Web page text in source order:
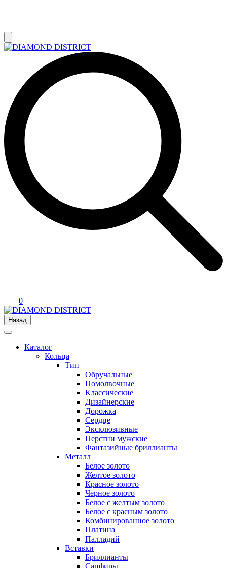
0
Назад
Каталог
Кольца
Тип
Обручальные
Помолвочные
Классические
Дизайнерские
Дорожка
Сердце
Эксклюзивные
Перстни мужские
Фантазийные бриллианты
Металл
Белое золото
Желтое золото
Красное золото
Черное золото
Белое с желтым золото
Белое с красным золото
Комбинированное золото
Платина
Палладий
Вставки
Бриллианты
Сапфиры